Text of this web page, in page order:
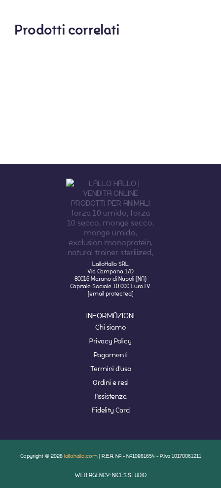
Prodotti correlati
LalloHallo SRL
Via Campana 1/D
80016 Marano di Napoli (NA)
Capitale Sociale 10 000 Euro I.V.
[email protected]
INFORMAZIONI
Chi siamo
Privacy Policy
Pagamenti
Termini d'uso
Ordini e resi
Assistenza
Fidelity Card
Copyright © 2026 lallohallo.com | R.E.A. NA - NA10861654 - P.Iva 10170061211
WEB AGENCY: NICES.STUDIO